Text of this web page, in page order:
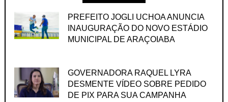
PREFEITO JOGLI UCHOA ANUNCIA
INAUGURAÇÃO DO NOVO ESTÁDIO
MUNICIPAL DE ARAÇOIABA
GOVERNADORA RAQUEL LYRA
DESMENTE VÍDEO SOBRE PEDIDO
DE PIX PARA SUA CAMPANHA